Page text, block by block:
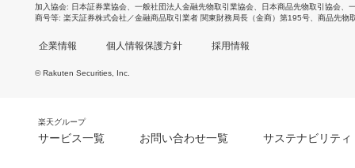
加入協会 日本証券業協会 一般社団法人金融先物取引業協会 日本商品先物取引協会
商号等 楽天証券株式会社／金融商品取引業者 関東財務局長（金商）第195号、商品先物
企業情報 個人情報保護方針 採用情報
© Rakuten Securities, Inc.
楽天グループ
サービス一覧 お問い合わせ一覧 サステナビリティ